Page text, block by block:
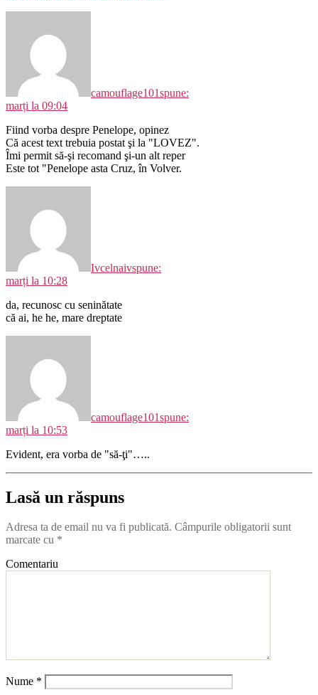
camouflage101spune:
marți la 09:04
Fiind vorba despre Penelope, opinez
Că acest text trebuia postat şi la "LOVEZ".
Îmi permit să-şi recomand şi-un alt reper
Este tot "Penelope asta Cruz, în Volver.
Ivcelnaivspune:
marți la 10:28
da, recunosc cu seninătate
că ai, he he, mare dreptate
camouflage101spune:
marți la 10:53
Evident, era vorba de "să-ţi"…..
Lasă un răspuns
Adresa ta de email nu va fi publicată. Câmpurile obligatorii sunt
marcate cu *
Comentariu
Nume *